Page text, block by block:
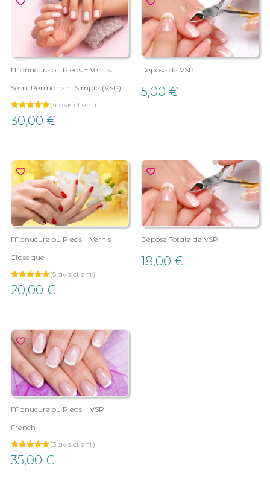
Manucure ou Pieds + Vernis
Semi Permanent Simple (VSP)
Noté
5.00
4
(4avis client)
30,00 €
Dépose de VSP
5,00 €
Manucure ou Pieds + Vernis
Classique
Noté
5.00
5
(5avis client)
20,00 €
Dépose Totale de VSP
18,00 €
Manucure ou Pieds + VSP
French
Noté
5.00
3
(3avis client)
35,00 €